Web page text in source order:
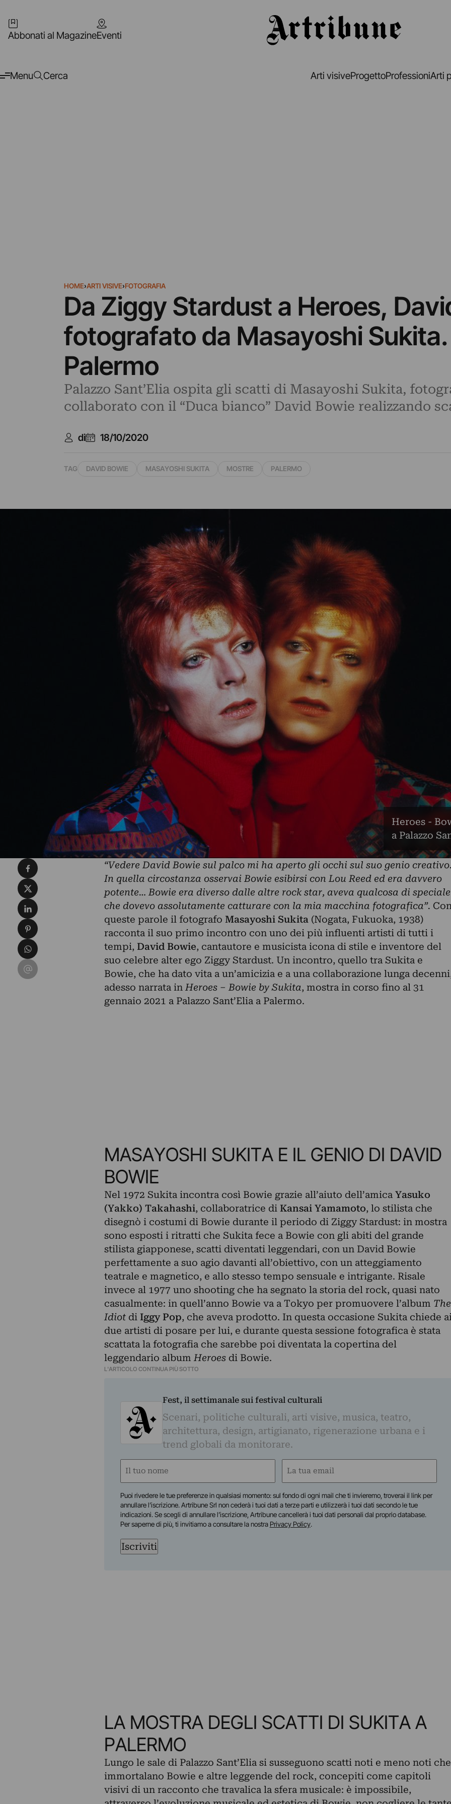
Abbonati al MagazineEventi
Menu Cerca Arti visiveProgettoProfessioniArti
HOME›ARTI VISIVE›FOTOGRAFIA
Da Ziggy Stardust a Heroes,
fotografato da Masayoshi
Palermo
Palazzo Sant’Elia ospita gli scatti di Masayoshi Sukita,
collaborato con il “Duca bianco” David Bowie realizzando
di 18/10/2020
TAG DAVID BOWIE MASAYOSHI SUKITA MOSTRE PALERMO
Heroes -
a Palazzo
“Vedere David Bowie sul palco mi ha aperto gli occhi sul suo genio
In quella circostanza osservai Bowie esibirsi con Lou Reed ed era davvero
potente… Bowie era diverso dalle altre rock star, aveva qualcosa di speciale
che dovevo assolutamente catturare con la mia macchina fotografica”.
queste parole il fotografo Masayoshi Sukita(Nogata, Fukuoka, 1938)
racconta il suo primo incontro con uno dei più influenti artisti di tutti i
tempi, David Bowie, cantautore e musicista icona di stile e inventore del
suo celebre alter ego Ziggy Stardust. Un incontro, quello tra Sukita e
Bowie, che ha dato vita a un’amicizia e a una collaborazione lunga
adesso narrata in Heroes – Bowie by Sukita, mostra in corso fino al 31
gennaio 2021 a Palazzo Sant’Elia a Palermo.
MASAYOSHI SUKITA E IL GENIO DI DAVID
BOWIE
Nel 1972 Sukita incontra così Bowie grazie all’aiuto dell’amica Yasuko
(Yakko) Takahashi, collaboratrice di Kansai Yamamoto, lo stilista che
disegnò i costumi di Bowie durante il periodo di Ziggy Stardust: in mostra
sono esposti i ritratti che Sukita fece a Bowie con gli abiti del grande
stilista giapponese, scatti diventati leggendari, con un David Bowie
perfettamente a suo agio davanti all’obiettivo, con un atteggiamento
teatrale e magnetico, e allo stesso tempo sensuale e intrigante. Risale
invece al 1977 uno shooting che ha segnato la storia del rock, quasi nato
casualmente: in quell’anno Bowie va a Tokyo per promuovere l’album The
Idiotdi Iggy Pop, che aveva prodotto. In questa occasione Sukita chiede
due artisti di posare per lui, e durante questa sessione fotografica è stata
scattata la fotografia che sarebbe poi diventata la copertina del
leggendario album Heroesdi Bowie.
L'ARTICOLO CONTINUA PIÙ SOTTO
Fest, il settimanale sui festival culturali
Scenari, politiche culturali, arti visive, musica, teatro,
architettura, design, artigianato, rigenerazione urbana e i
trend globali da monitorare.
Nome
Email
Puoi rivedere le tue preferenze in qualsiasi momento: sul fondo di ogni mail che ti invieremo, troverai il link per
annullare l’iscrizione. Artribune Srl non cederà i tuoi dati a terze parti e utilizzerà i tuoi dati secondo le tue
indicazioni. Se scegli di annullare l’iscrizione, Artribune cancellerà i tuoi dati personali dal proprio database.
Per saperne di più, ti invitiamo a consultare la nostra Privacy Policy.
Iscriviti
LA MOSTRA DEGLI SCATTI DI SUKITA A
PALERMO
Lungo le sale di Palazzo Sant’Elia si susseguono scatti noti e meno noti che
immortalano Bowie e altre leggende del rock, concepiti come capitoli
visivi di un racconto che travalica la sfera musicale: è impossibile,
Condividi su Facebook
Condividi su X
Condividi su LinkedIn
Condividi su Pinterest
Condividi su WhatsApp
Condividi su Email